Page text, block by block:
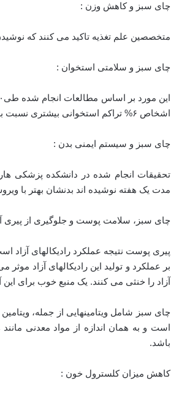
چای سبز و کاهش وزن :
متخصصین علم تغذیه تاکید می کنند که
چای سبز و سلامتی استخوان :
اشخاص ۶% تراکم استخوانی بیشتری نسبت به دیگر افراد داشته اند.
چای سبز و سیستم ایمنی بدن :
تحقیقات انجام شده در دانشکده پزشکی
مدت یک هفته نوشیده اند بدنشان بهتر با
چای سبز، سلامت پوست و جلوگیری از پیری
پیری پوست نتیجه عملکرد رادیکالهای
بر عملکرد و تولید این رادیکالهای آزاد
آزاد را خنثی می کنند. یک منبع خوب برای
است و به همان اندازه از مواد معدنی
باشد.
کاهش میزان کلسترول خون :